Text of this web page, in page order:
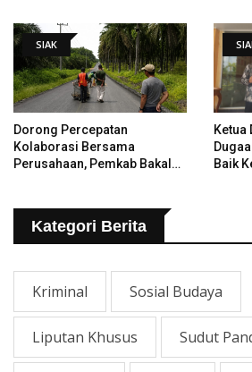
SIAK
Dorong Percepatan
Kolaborasi Bersama
Perusahaan, Pemkab Bakal
Ketua
Baik
Kategori Berita
Kriminal Sosial Budaya
Liputan Khusus Sudut